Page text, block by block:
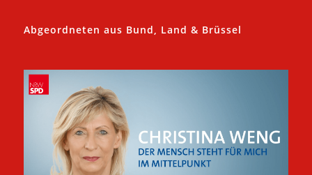
Abgeordneten aus Bund, Land & Brüssel